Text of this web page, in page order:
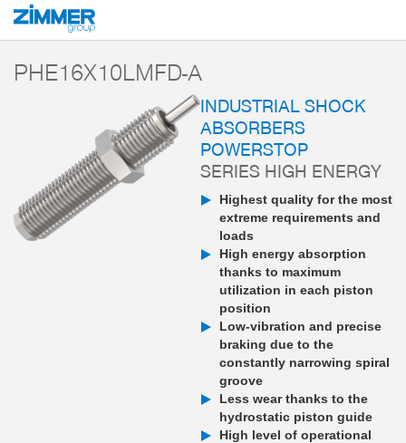
Start Products
PHE16X10LMFD-A
INDUSTRIAL SHOCK
ABSORBERS
POWERSTOP
SERIES HIGH ENERGY
Highest quality for the most
extreme requirements and
loads
High energy absorption
thanks to maximum
utilization in each piston
position
Low-vibration and precise
braking due to the
constantly narrowing spiral
groove
Less wear thanks to the
hydrostatic piston guide
High level of operational